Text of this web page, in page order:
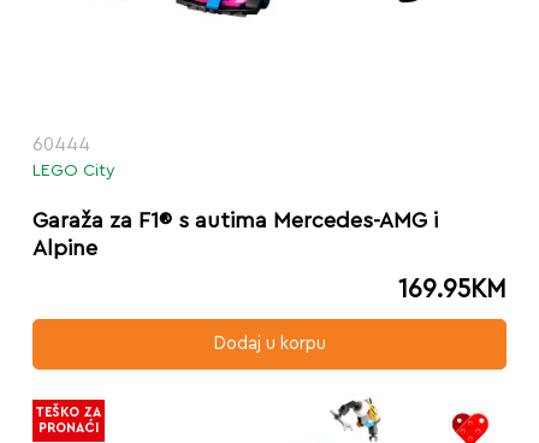
60444
LEGO City
Garaža za F1® s autima Mercedes-AMG i
Alpine
169.95KM
Dodaj u korpu
TEŠKO ZA
PRONAĆI